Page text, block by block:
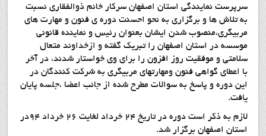
سرپرست نمایندگی استان اصفهان سرکار خانم ذوالفقاری نسبت
به تلاش ها و برگزاری به نحو احسنت دوره ی فنون و مهارت های
مربیگری،منصوب شدن ایشان بعنوان رئيس و نماينده قانوني
موسسه در استان اصفهان را تبریک گفته و ازخداوند متعال
سلامتی و موفقیت روز افزون را برای وی خواستار شدند، در آخر
با اعطای گواهی فنون ومهارتهای مربیگری به شرکت کنندگان در
این دوره و پاسخ به سوالات مطرح شده از جانب اعضا ،جلسه پایان
یافت.
لازم به ذکر است دوره در تاريخ 24 خرداد لغايت 26 خرداد 94در
استان اصفهان برگزار شد.